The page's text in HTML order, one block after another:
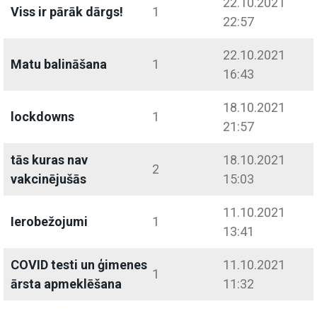
Viss ir pārāk dārgs! 1
22:57
Matu balināšana 1
22.10.2021
16:43
lockdowns 1
18.10.2021
21:57
tās kuras nav
vakcinējušās
2
18.10.2021
15:03
Ierobežojumi 1
11.10.2021
13:41
COVID testi un ģimenes
ārsta apmeklēšana
1
11.10.2021
11:32